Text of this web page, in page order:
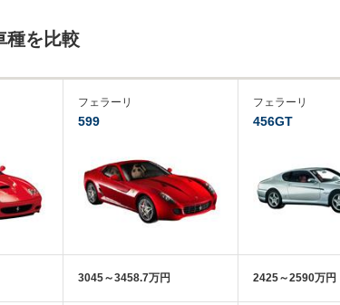
種を比較
フェラーリ
599
3045～3458.7万円
フェラーリ
456GT
2425～2590万円